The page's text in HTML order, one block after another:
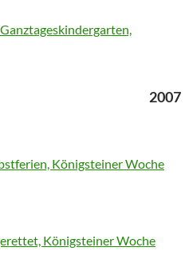
2007
Königsteiner Woche
Königsteiner Woche